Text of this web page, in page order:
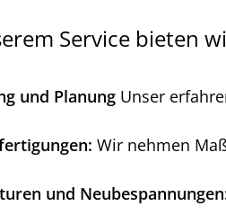
Service bieten
und Planung Unser
Wir nehmen
und